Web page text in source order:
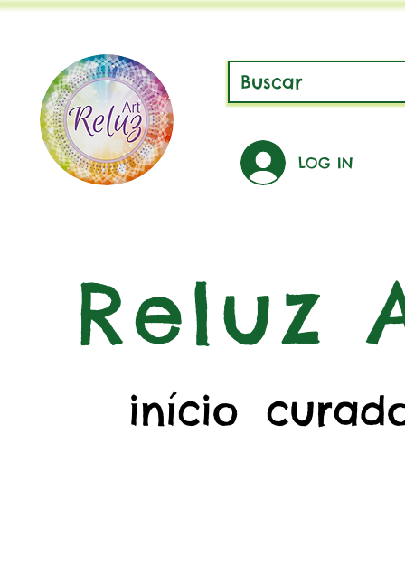
LOG IN
Reluz
início